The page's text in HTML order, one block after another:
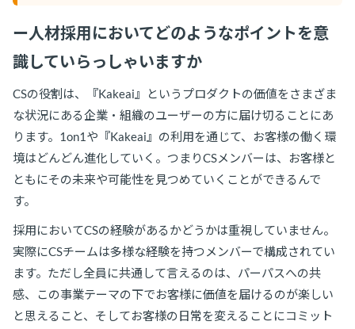
ー人材採用においてどのようなポイントを意
識していらっしゃいますか
CSの役割は、『Kakeai』というプロダクトの価値をさまざま
な状況にある企業・組織のユーザーの方に届け切ることにあ
ります。1on1や『Kakeai』の利用を通じて、お客様の働く環
境はどんどん進化していく。つまりCSメンバーは、お客様と
ともにその未来や可能性を見つめていくことができるんで
す。
採用においてCSの経験があるかどうかは重視していません。
実際にCSチームは多様な経験を持つメンバーで構成されてい
ます。ただし全員に共通して言えるのは、パーパスへの共
感、この事業テーマの下でお客様に価値を届けるのが楽しい
と思えること、そしてお客様の日常を変えることにコミット